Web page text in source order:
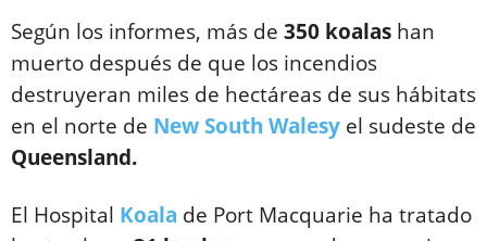
Según los informes, más de 350 koalas han
muerto después de que los incendios
destruyeran miles de hectáreas de sus hábitats
en el norte de New South Walesy el sudeste de
Queensland.
El Hospital Koala de Port Macquarie ha tratado